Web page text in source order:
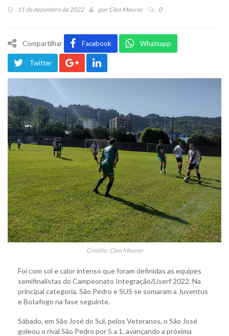
11 de dezembro de 2022 porCleo Meurer 0
Compartilhar Facebook Whatsapp
Twitter
Crédito: Cleo Meurer
Foi com sol e calor intenso que foram definidas as equipes
semifinalistas do Campeonato Integração/Liserf 2022. Na
principal categoria, São Pedro e SUS se somaram a Juventus
e Botafogo na fase seguinte.
Sábado, em São José do Sul, pelos Veteranos, o São José
goleou o rival São Pedro por 5 a 1, avançando a próxima